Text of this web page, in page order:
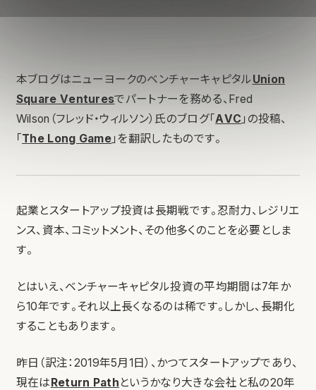
本ブログはニューヨークのベンチャーキャピタルUnion
Square Venturesでパートナーを務める、Fred
Wilson（フレッド・ウィルソン）氏のブログ「AVC 」の投稿、
「 The Long Game 」を翻訳したものです。
起業とスタートアップ投資は長期戦です。忍耐力、レジリエ
ンス、資本、コミットメント、その他多くのことを必要としま
す。
とはいえ、ベンチャーキャピタル投資の平均期間は7年か
ら10年です。それ以上長くなるのは稀です。しかし、長期化
することもあります。
昨日（訳注：2019年5月1日）、かつてスタートアップであり、
現在はReturn Path というかなり大きな会社と私の20年